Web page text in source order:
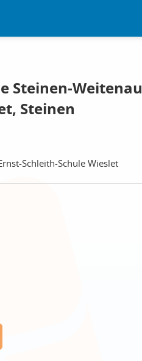
Steinen-Weitenau
Steinen
Schleith-Schule Wieslet